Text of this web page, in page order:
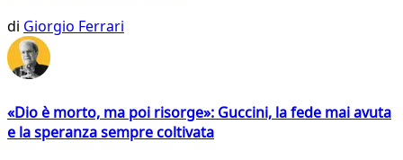
di Giorgio Ferrari
«Dio è morto, ma poi risorge»: Guccini, la fede mai avuta
e la speranza sempre coltivata